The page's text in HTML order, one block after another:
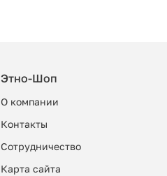
Этно-Шоп
О компании
Контакты
Сотрудничество
Карта сайта